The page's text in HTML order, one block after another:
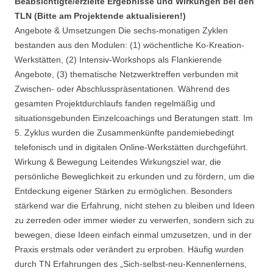
TLN (Bitte am Projektende aktualisieren!)
Angebote & Umsetzungen Die sechs-monatigen Zyklen
bestanden aus den Modulen: (1) wöchentliche Ko-Kreation-
Werkstätten, (2) Intensiv-Workshops als Flankierende
Angebote, (3) thematische Netzwerktreffen verbunden mit
Zwischen- oder Abschlusspräsentationen. Während des
gesamten Projektdurchlaufs fanden regelmäßig und
situationsgebunden Einzelcoachings und Beratungen statt. Im
5. Zyklus wurden die Zusammenkünfte pandemiebedingt
telefonisch und in digitalen Online-Werkstätten durchgeführt.
Wirkung & Bewegung Leitendes Wirkungsziel war, die
persönliche Beweglichkeit zu erkunden und zu fördern, um die
Entdeckung eigener Stärken zu ermöglichen. Besonders
stärkend war die Erfahrung, nicht stehen zu bleiben und Ideen
zu zerreden oder immer wieder zu verwerfen, sondern sich zu
bewegen, diese Ideen einfach einmal umzusetzen, und in der
Praxis erstmals oder verändert zu erproben. Häufig wurden
durch TN Erfahrungen des „Sich-selbst-neu-Kennenlernens,